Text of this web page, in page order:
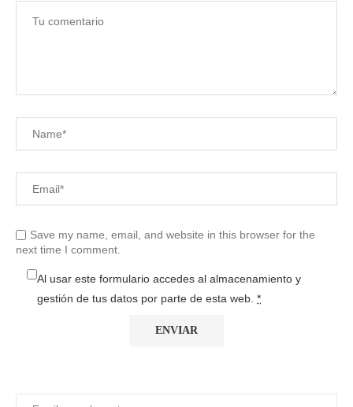
Save my name, email, and website in this browser for the
next time I comment.
Al usar este formulario accedes al almacenamiento y
gestión de tus datos por parte de esta web. *